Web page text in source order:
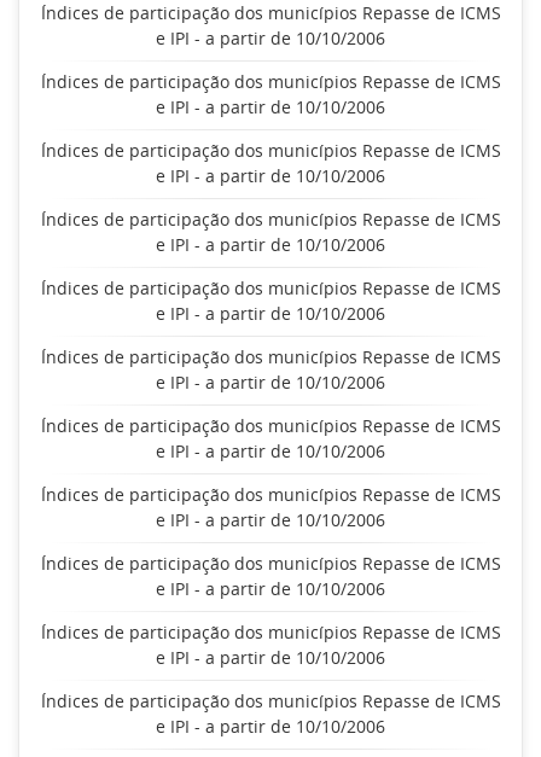
Índices de participação dos municípios Repasse de ICMS
e IPI - a partir de 10/10/2006
Índices de participação dos municípios Repasse de ICMS
e IPI - a partir de 10/10/2006
Índices de participação dos municípios Repasse de ICMS
e IPI - a partir de 10/10/2006
Índices de participação dos municípios Repasse de ICMS
e IPI - a partir de 10/10/2006
Índices de participação dos municípios Repasse de ICMS
e IPI - a partir de 10/10/2006
Índices de participação dos municípios Repasse de ICMS
e IPI - a partir de 10/10/2006
Índices de participação dos municípios Repasse de ICMS
e IPI - a partir de 10/10/2006
Índices de participação dos municípios Repasse de ICMS
e IPI - a partir de 10/10/2006
Índices de participação dos municípios Repasse de ICMS
e IPI - a partir de 10/10/2006
Índices de participação dos municípios Repasse de ICMS
e IPI - a partir de 10/10/2006
Índices de participação dos municípios Repasse de ICMS
e IPI - a partir de 10/10/2006